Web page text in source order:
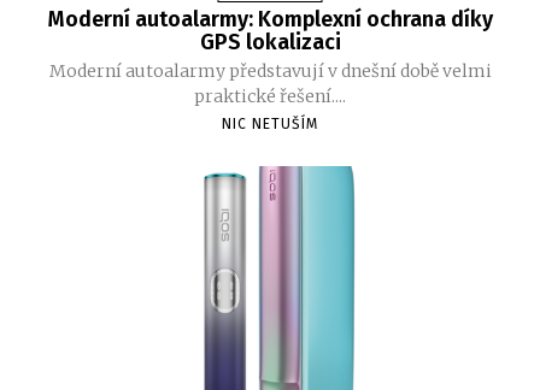
Moderní autoalarmy: Komplexní ochrana díky
GPS lokalizaci
Moderní autoalarmy představují v dnešní době velmi
praktické řešení....
NIC NETUŠÍM